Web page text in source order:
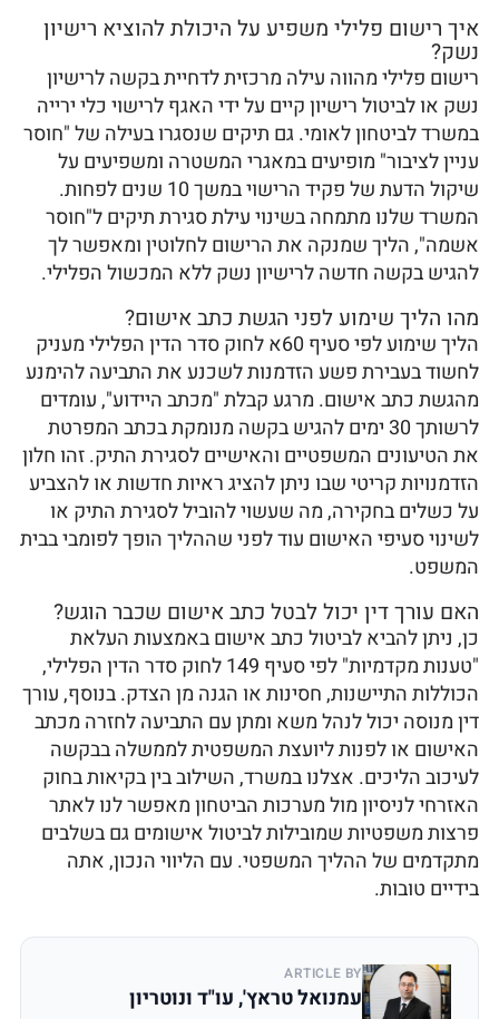
איך רישום פלילי משפיע על היכולת להוציא רישיון
נשק?
רישום פלילי מהווה עילה מרכזית לדחיית בקשה לרישיון
נשק או לביטול רישיון קיים על ידי האגף לרישוי כלי ירייה
במשרד לביטחון לאומי. גם תיקים שנסגרו בעילה של "חוסר
עניין לציבור" מופיעים במאגרי המשטרה ומשפיעים על
שיקול הדעת של פקיד הרישוי במשך 10 שנים לפחות.
המשרד שלנו מתמחה בשינוי עילת סגירת תיקים ל"חוסר
אשמה", הליך שמנקה את הרישום לחלוטין ומאפשר לך
להגיש בקשה חדשה לרישיון נשק ללא המכשול הפלילי.
מהו הליך שימוע לפני הגשת כתב אישום?
הליך שימוע לפי סעיף 60א לחוק סדר הדין הפלילי מעניק
לחשוד בעבירת פשע הזדמנות לשכנע את התביעה להימנע
מהגשת כתב אישום. מרגע קבלת "מכתב היידוע", עומדים
לרשותך 30 ימים להגיש בקשה מנומקת בכתב המפרטת
את הטיעונים המשפטיים והאישיים לסגירת התיק. זהו חלון
הזדמנויות קריטי שבו ניתן להציג ראיות חדשות או להצביע
על כשלים בחקירה, מה שעשוי להוביל לסגירת התיק או
לשינוי סעיפי האישום עוד לפני שההליך הופך לפומבי בבית
המשפט.
האם עורך דין יכול לבטל כתב אישום שכבר הוגש?
כן, ניתן להביא לביטול כתב אישום באמצעות העלאת
"טענות מקדמיות" לפי סעיף 149 לחוק סדר הדין הפלילי,
הכוללות התיישנות, חסינות או הגנה מן הצדק. בנוסף, עורך
דין מנוסה יכול לנהל משא ומתן עם התביעה לחזרה מכתב
האישום או לפנות ליועצת המשפטית לממשלה בבקשה
לעיכוב הליכים. אצלנו במשרד, השילוב בין בקיאות בחוק
האזרחי לניסיון מול מערכות הביטחון מאפשר לנו לאתר
פרצות משפטיות שמובילות לביטול אישומים גם בשלבים
מתקדמים של ההליך המשפטי. עם הליווי הנכון, אתה
בידיים טובות.
ARTICLE BY
עמנואל טראץ', עו"ד ונוטריון